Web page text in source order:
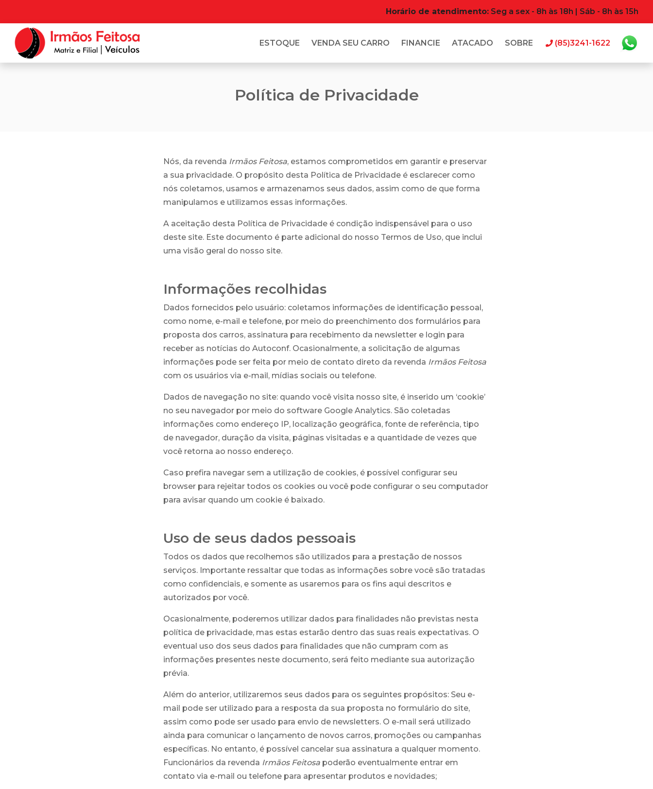
Horário de atendimento: Seg a sex - 8h às 18h | Sáb - 8h às 15h
ESTOQUE VENDA SEU CARRO FINANCIE ATACADO SOBRE (85)3241-1622
Política de Privacidade
Nós, da revenda Irmãos Feitosa, estamos comprometidos em garantir e preservar
a sua privacidade. O propósito desta Política de Privacidade é esclarecer como
nós coletamos, usamos e armazenamos seus dados, assim como de que forma
manipulamos e utilizamos essas informações.
A aceitação desta Política de Privacidade é condição indispensável para o uso
deste site. Este documento é parte adicional do nosso Termos de Uso, que inclui
uma visão geral do nosso site.
Informações recolhidas
Dados fornecidos pelo usuário: coletamos informações de identificação pessoal,
como nome, e-mail e telefone, por meio do preenchimento dos formulários para
proposta dos carros, assinatura para recebimento da newsletter e login para
receber as notícias do Autoconf. Ocasionalmente, a solicitação de algumas
informações pode ser feita por meio de contato direto da revenda Irmãos Feitosa
com os usuários via e-mail, mídias sociais ou telefone.
Dados de navegação no site: quando você visita nosso site, é inserido um ‘cookie’
no seu navegador por meio do software Google Analytics. São coletadas
informações como endereço IP, localização geográfica, fonte de referência, tipo
de navegador, duração da visita, páginas visitadas e a quantidade de vezes que
você retorna ao nosso endereço.
Caso prefira navegar sem a utilização de cookies, é possível configurar seu
browser para rejeitar todos os cookies ou você pode configurar o seu computador
para avisar quando um cookie é baixado.
Uso de seus dados pessoais
Todos os dados que recolhemos são utilizados para a prestação de nossos
serviços. Importante ressaltar que todas as informações sobre você são tratadas
como confidenciais, e somente as usaremos para os fins aqui descritos e
autorizados por você.
Ocasionalmente, poderemos utilizar dados para finalidades não previstas nesta
política de privacidade, mas estas estarão dentro das suas reais expectativas. O
eventual uso dos seus dados para finalidades que não cumpram com as
informações presentes neste documento, será feito mediante sua autorização
prévia.
Além do anterior, utilizaremos seus dados para os seguintes propósitos: Seu e-
mail pode ser utilizado para a resposta da sua proposta no formulário do site,
assim como pode ser usado para envio de newsletters. O e-mail será utilizado
ainda para comunicar o lançamento de novos carros, promoções ou campanhas
específicas. No entanto, é possível cancelar sua assinatura a qualquer momento.
Funcionários da revenda Irmãos Feitosa poderão eventualmente entrar em
contato via e-mail ou telefone para apresentar produtos e novidades;